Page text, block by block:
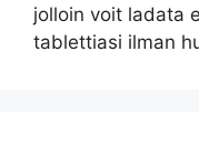
jolloin voit ladata
tablettiasi ilman